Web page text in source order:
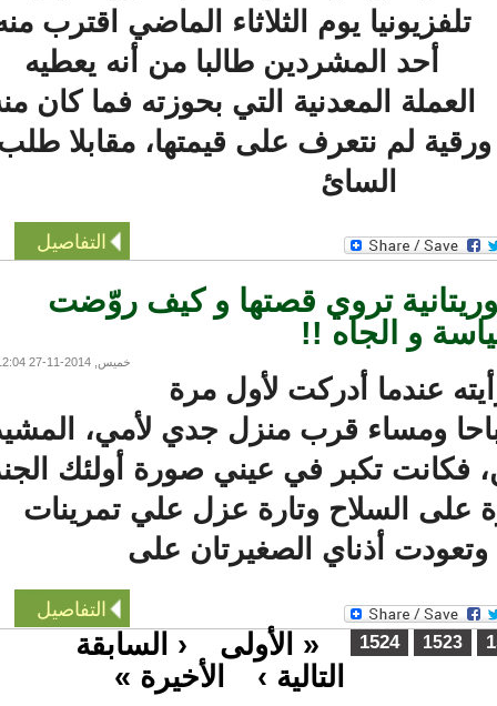
تلفزيونيا يوم الثلاثاء الماضي اقترب منه
أحد المشردين طالبا من أنه يعطيه
المعدنية التي بحوزته فما كان منه
لم نتعرف على قيمتها، مقابلا طلب
السائ
التفاصيل
تروي قصتها و كيف روّضت
و الجاه !!
خميس, 2014-11-27 12:04
عندما أدركت لأول مرة
ومساء قرب منزل جدي لأمي، المشيد
تكبر في عيني صورة أولئك الجند
السلاح وتارة عزل علي تمرينات
أذناي الصغيرتان على
التفاصيل
« الأولى ‹ السابقة 1523
1524
التالية › الأخيرة »